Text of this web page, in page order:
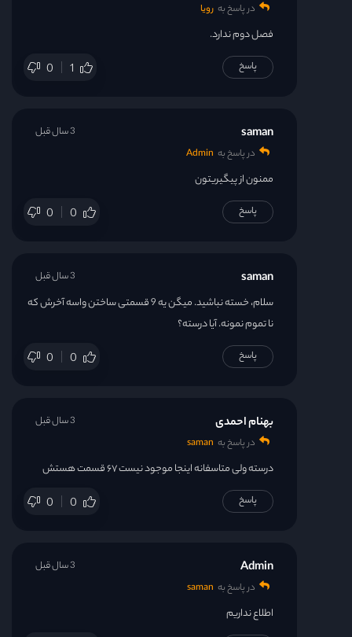
در پاسخ به رویا
فصل دوم ندارد.
0 1 پاسخ
saman
در پاسخ به Admin
ممنون از پیگیریتون
0 0
3 سال قبل
پاسخ
saman
سلام، خسته نباشید. میگن یه 9 قسمتی ساختن واسه آخرش که
نا تموم نمونه. آیا درسته؟
0 0
3 سال قبل
پاسخ
بهنام احمدی
در پاسخ به saman
درسته ولی متاسفانه اینجا موجود نیست ۶۷ قسمت هستش
0 0
3 سال قبل
پاسخ
Admin
در پاسخ به saman
اطلاع نداریم
3 سال قبل